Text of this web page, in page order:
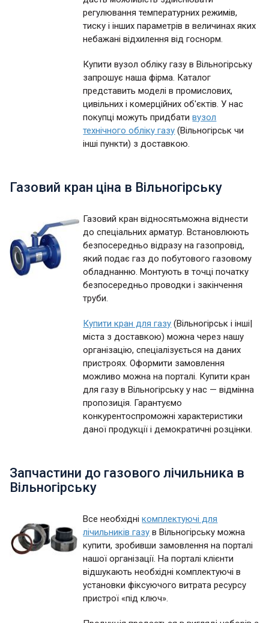
регулювання температурних режимів,
тиску і інших параметрів в величинах яких
небажані відхилення від госнорм.
Купити вузол обліку газу в Вільногірську
запрошує наша фірма. Каталог
представить моделі в промислових,
цивільних і комерційних об'єктів. У нас
покупці можуть придбативузол
технічного обліку газу (Вільногірськ чи
інші пункти) з доставкою.
Газовий кран ціна в Вільногірську
Газовий кран відносятьможна віднести
до спеціальних арматур. Встановлюють
безпосередньо відразу на газопровід,
який подає газ до побутового газовому
обладнанню. Монтують в точці початку
безпосередньо проводки і закінчення
труби.
Купити кран для газу (Вільногірськ і інші|
міста з доставкою) можна через нашу
організацію, спеціалізується на даних
пристроях. Оформити замовлення
можливо можна на порталі. Купити кран
для газу в Вільногірську у нас — відмінна
пропозиція. Гарантуємо
конкурентоспроможні характеристики
даної продукції і демократичні розцінки.
Запчастини до газового лічильника в
Вільногірську
Все необхіднікомплектуючі для
лічильників газу в Вільногірську можна
купити, зробивши замовлення на порталі
нашої організації. На порталі клієнти
відшукають необхідні комплектуючі в
установки фіксуючого витрата ресурсу
пристрої «під ключ».